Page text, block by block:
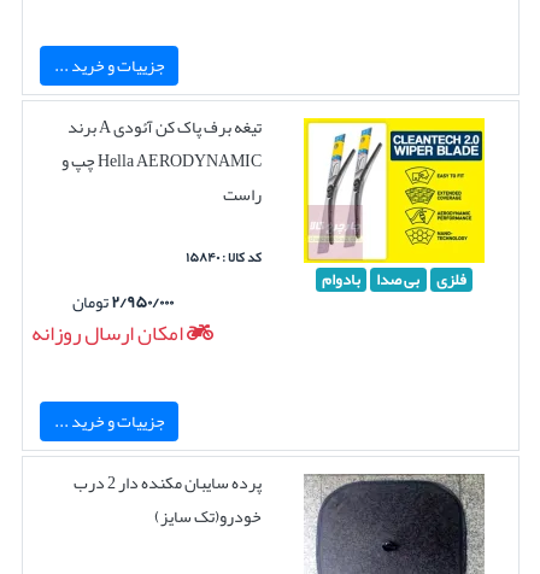
جزییات و خرید ...
فلزی بی صدا بادوام
تیغه برف پاک کن آئودی A برند
Hella AERODYNAMIC چپ و
راست
کد کالا : ۱۵۸۴۰
۲/۹۵۰/۰۰۰تومان
امکان ارسال روزانه
جزییات و خرید ...
پرده سایبان مکنده دار 2 درب
خودرو(تک سایز)